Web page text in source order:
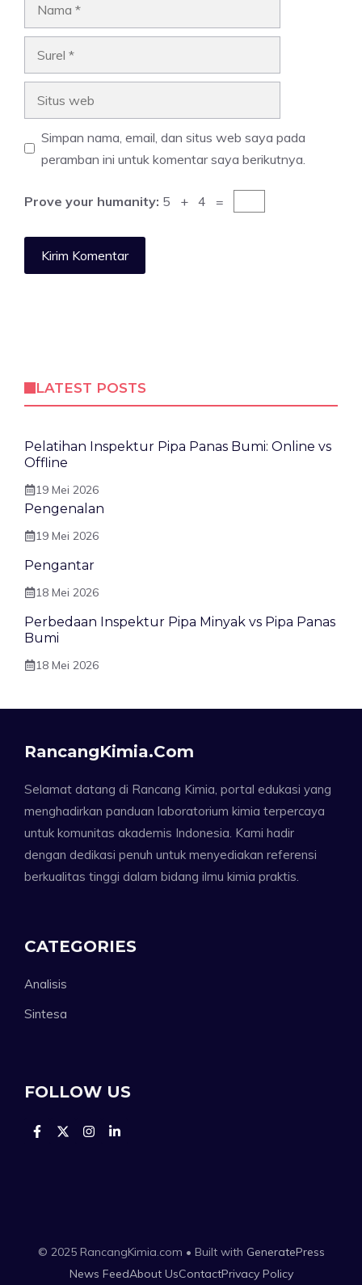
Simpan nama, email, dan situs web saya pada
peramban ini untuk komentar saya berikutnya.
Prove your humanity: 5 + 4 =
LATEST POSTS
Pelatihan Inspektur Pipa Panas Bumi: Online vs
Offline
19 Mei 2026
Pengenalan
19 Mei 2026
Pengantar
18 Mei 2026
Perbedaan Inspektur Pipa Minyak vs Pipa Panas
Bumi
18 Mei 2026
RancangKimia.com
Selamat datang di Rancang Kimia, portal edukasi yang
menghadirkan panduan laboratorium kimia terpercaya
untuk komunitas akademis Indonesia. Kami hadir
dengan dedikasi penuh untuk menyediakan referensi
berkualitas tinggi dalam bidang ilmu kimia praktis.
CATEGORIES
Analisis
Sintesa
FOLLOW US
© 2025 RancangKimia.com • Built with GeneratePress
News FeedAbout UsContactPrivacy Policy